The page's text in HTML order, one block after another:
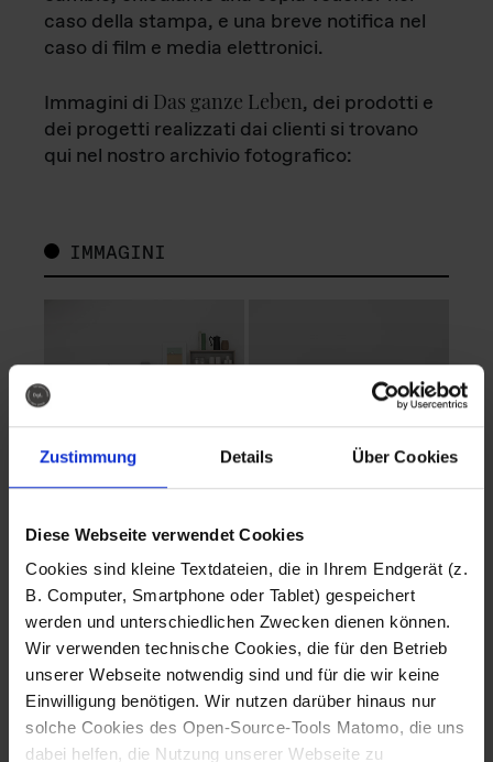
Zustimmung Details Über Cookies
Diese Webseite verwendet Cookies
Cookies sind kleine Textdateien, die in Ihrem Endgerät (z.
B. Computer, Smartphone oder Tablet) gespeichert
werden und unterschiedlichen Zwecken dienen können.
Wir verwenden technische Cookies, die für den Betrieb
unserer Webseite notwendig sind und für die wir keine
Einwilligung benötigen. Wir nutzen darüber hinaus nur
solche Cookies des Open-Source-Tools Matomo, die uns
dabei helfen, die Nutzung unserer Webseite zu
caso della stampa, e una breve notifica nel
caso di film e media elettronici.
Immagini di Das ganze Leben, dei prodotti e
dei progetti realizzati dai clienti si trovano
qui nel nostro archivio fotografico:
IMMAGINI
Fotografo: Lorenz
Sternbach
Download
Fotografo: Lorenz
Sternbach
Download